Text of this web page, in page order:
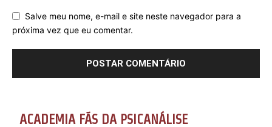
Salve meu nome, e-mail e site neste navegador para a
próxima vez que eu comentar.
ACADEMIA FÃS DA PSICANÁLISE